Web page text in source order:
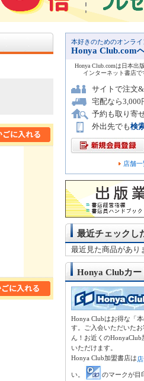
本好きのためのオンラ
Honya Club.com
Honya Club.comは日本出
インターネット書店で
サイトで注文&
宅配なら3,000
予約も取り寄
外出先でも検
店舗
最近チェックし
最近見た商品があり
Honya Clubカー
Honya Clubはお得な「
す。ご入会いただいた
ん！お近くの
いただけます。
Honya Club加盟書店は
い。
のマークが目